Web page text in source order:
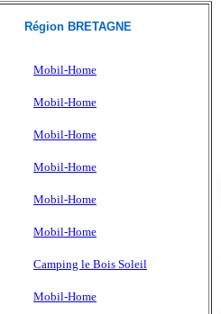
Région BRETAGNE
Mobil-Home
Mobil-Home
Mobil-Home
Mobil-Home
Mobil-Home
Mobil-Home
Camping le Bois Soleil
Mobil-Home